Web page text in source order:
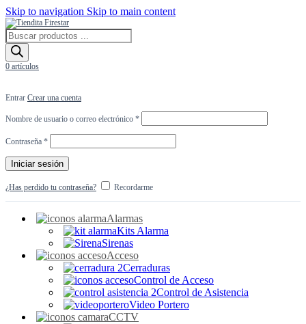
Skip to navigation Skip to main content
Búsqueda
de
productos
0 artículos
Entrar Crear una cuenta
Nombre de usuario o correo electrónico *Obligatorio
Contraseña *Obligatorio
Iniciar sesión
¿Has perdido tu contraseña? Recordarme
Alarmas
Kits Alarma
Sirenas
Acceso
Cerraduras
Control de Acceso
Control de Asistencia
Video Portero
CCTV